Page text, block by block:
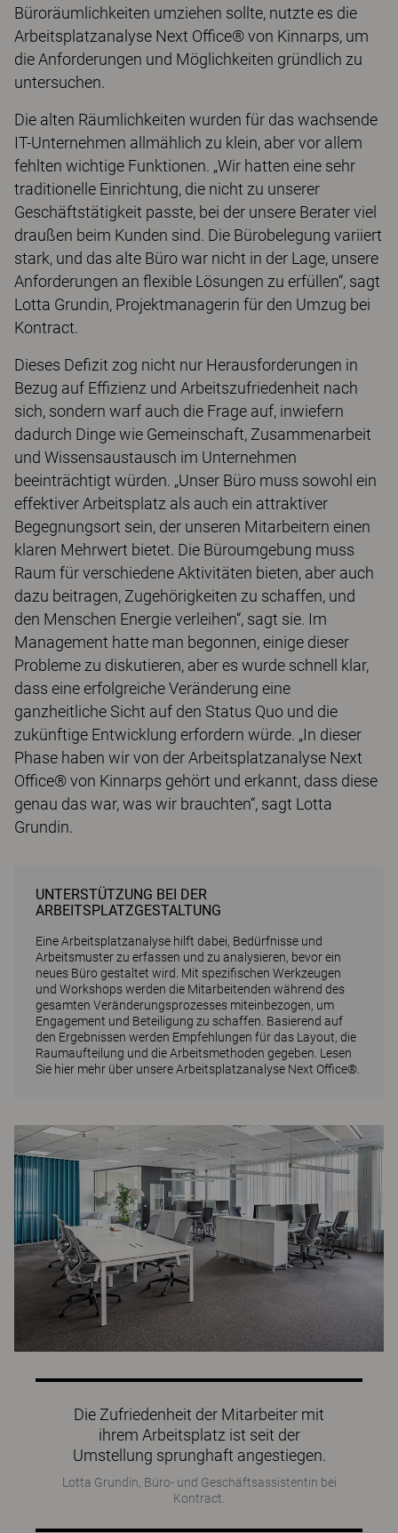
Büroräumlichkeiten umziehen sollte, nutzte es die
Arbeitsplatzanalyse Next Office® von Kinnarps, um
die Anforderungen und Möglichkeiten gründlich zu
untersuchen.
Die alten Räumlichkeiten wurden für das wachsende
IT-Unternehmen allmählich zu klein, aber vor allem
fehlten wichtige Funktionen. „Wir hatten eine sehr
traditionelle Einrichtung, die nicht zu unserer
Geschäftstätigkeit passte, bei der unsere Berater viel
draußen beim Kunden sind. Die Bürobelegung variiert
stark, und das alte Büro war nicht in der Lage, unsere
Anforderungen an flexible Lösungen zu erfüllen“, sagt
Lotta Grundin, Projektmanagerin für den Umzug bei
Kontract.
Dieses Defizit zog nicht nur Herausforderungen in
Bezug auf Effizienz und Arbeitszufriedenheit nach
sich, sondern warf auch die Frage auf, inwiefern
dadurch Dinge wie Gemeinschaft, Zusammenarbeit
und Wissensaustausch im Unternehmen
beeinträchtigt würden. „Unser Büro muss sowohl ein
effektiver Arbeitsplatz als auch ein attraktiver
Begegnungsort sein, der unseren Mitarbeitern einen
klaren Mehrwert bietet. Die Büroumgebung muss
Raum für verschiedene Aktivitäten bieten, aber auch
dazu beitragen, Zugehörigkeiten zu schaffen, und
den Menschen Energie verleihen“, sagt sie. Im
Management hatte man begonnen, einige dieser
Probleme zu diskutieren, aber es wurde schnell klar,
dass eine erfolgreiche Veränderung eine
ganzheitliche Sicht auf den Status Quo und die
zukünftige Entwicklung erfordern würde. „In dieser
Phase haben wir von der Arbeitsplatzanalyse Next
Office® von Kinnarps gehört und erkannt, dass diese
genau das war, was wir brauchten“, sagt Lotta
Grundin.
UNTERSTÜTZUNG BEI DER
ARBEITSPLATZGESTALTUNG
Eine Arbeitsplatzanalyse hilft dabei, Bedürfnisse und
Arbeitsmuster zu erfassen und zu analysieren, bevor ein
neues Büro gestaltet wird. Mit spezifischen Werkzeugen
und Workshops werden die Mitarbeitenden während des
gesamten Veränderungsprozesses miteinbezogen, um
Engagement und Beteiligung zu schaffen. Basierend auf
den Ergebnissen werden Empfehlungen für das Layout, die
Raumaufteilung und die Arbeitsmethoden gegeben. Lesen
Sie hier mehr über unsere Arbeitsplatzanalyse Next Office®.
Die Zufriedenheit der Mitarbeiter mit
ihrem Arbeitsplatz ist seit der
Umstellung sprunghaft angestiegen.
Lotta Grundin, Büro- und Geschäftsassistentin bei
Kontract.